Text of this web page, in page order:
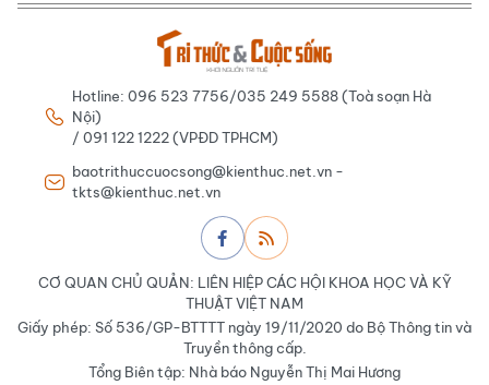
Hotline: 096 523 7756/035 249 5588 (Toà soạn Hà
Nội)
/ 091 122 1222 (VPĐD TPHCM)
baotrithuccuocsong@kienthuc.net.vn -
tkts@kienthuc.net.vn
CƠ QUAN CHỦ QUẢN: LIÊN HIỆP CÁC HỘI KHOA HỌC VÀ KỸ
THUẬT VIỆT NAM
Giấy phép: Số 536/GP-BTTTT ngày 19/11/2020 do Bộ Thông tin và
Truyền thông cấp.
Tổng Biên tập: Nhà báo Nguyễn Thị Mai Hương